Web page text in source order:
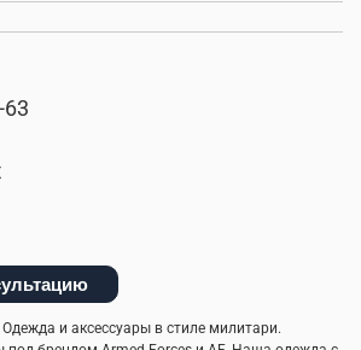
63
и аксессуары в стиле милитари.